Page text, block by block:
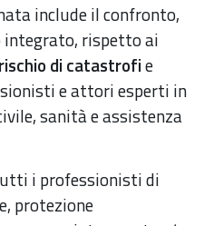
include il confronto,
rispetto ai
di catastrofie
e attori esperti in
sanità e assistenza
i professionisti di
protezione